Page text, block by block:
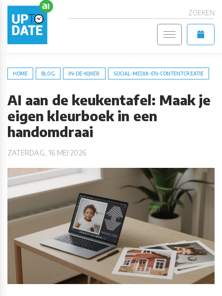
ZOEKEN
HOME BLOG IN-DE-KIJKER SOCIAL-MEDIA-EN-CONTENTCREATIE
AI aan de keukentafel: Maak je
eigen kleurboek in een
handomdraai
ZATERDAG, 16 MEI 2026